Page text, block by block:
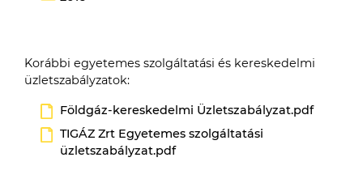
Korábbi egyetemes szolgáltatási és kereskedelmi
üzletszabályzatok:
Földgáz-kereskedelmi Üzletszabályzat.pdf
TIGÁZ Zrt Egyetemes szolgáltatási
üzletszabályzat.pdf